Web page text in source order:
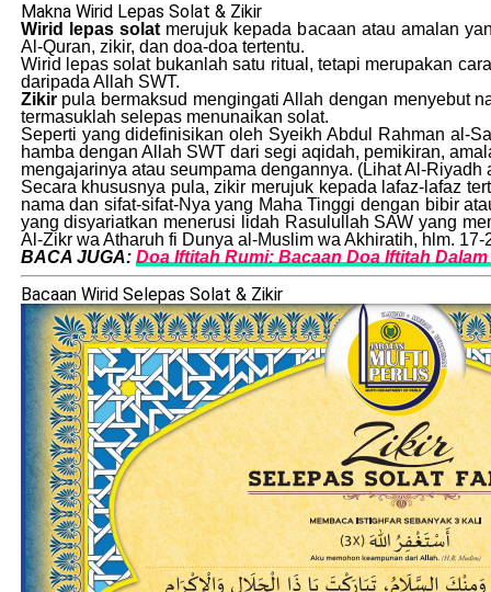
Makna Wirid Lepas Solat & Zikir
Wirid lepas solat merujuk kepada bacaan atau amalan
Al-Quran, zikir, dan doa-doa tertentu.
Wirid lepas solat bukanlah satu ritual, tetapi merupakan
daripada Allah SWT.
Zikirpula bermaksud mengingati Allah dengan menyebut
termasuklah selepas menunaikan solat.
Seperti yang didefinisikan oleh Syeikh Abdul Rahman al-
hamba dengan Allah SWT dari segi aqidah, pemikiran,
mengajarinya atau seumpama dengannya. (Lihat Al-Riyadh
Secara khususnya pula, zikir merujuk kepada lafaz-lafaz
nama dan sifat-sifat-Nya yang Maha Tinggi dengan bibir
yang disyariatkan menerusi lidah Rasulullah SAW yang
Al-Zikr wa Atharuh fi Dunya al-Muslim wa Akhiratih, hlm. 17-
BACA JUGA: Doa Iftitah Rumi: Bacaan Doa Iftitah
Bacaan Wirid Selepas Solat & Zikir